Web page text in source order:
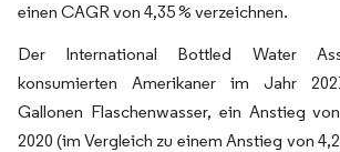
einen CAGR von 4,35 % verzeichnen.
Der International Bottled Water
konsumierten Amerikaner im Jahr
Gallonen Flaschenwasser, ein Anstieg
2020 (im Vergleich zu einem Anstieg von